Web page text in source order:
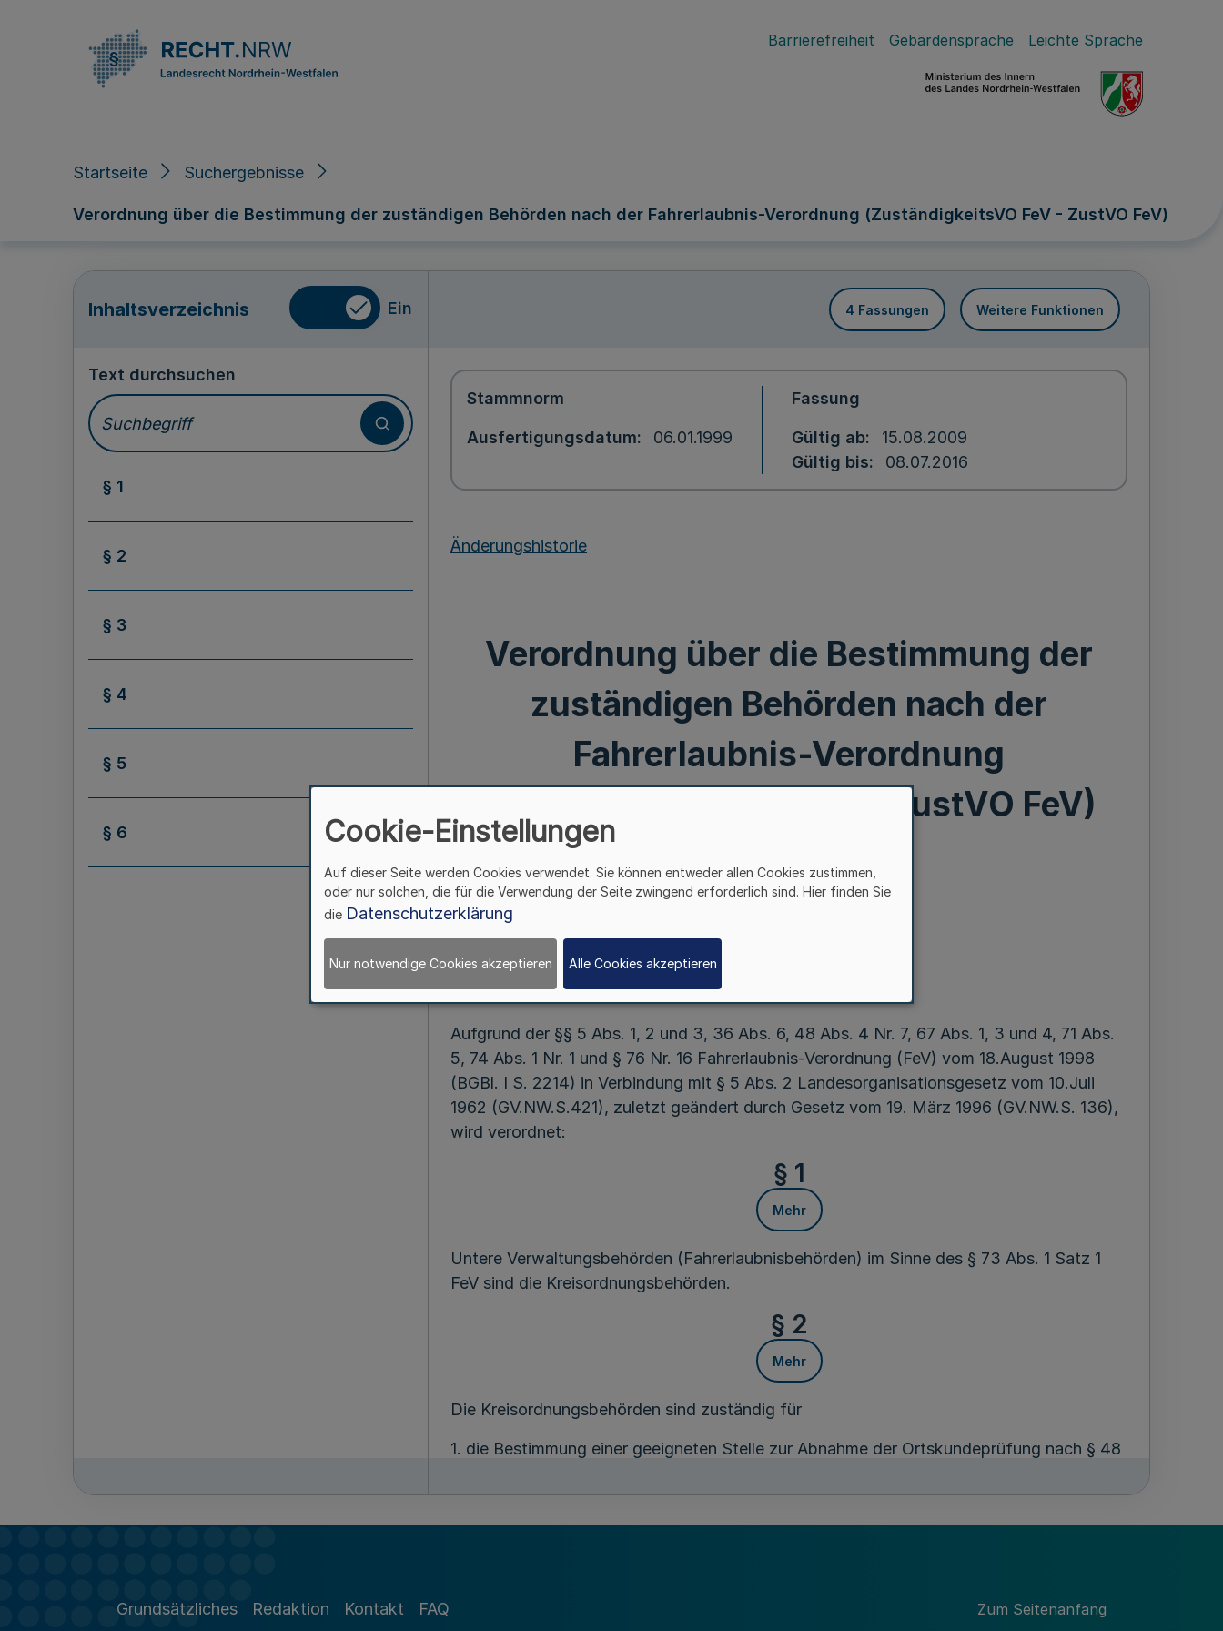
Barrierefreiheit Gebärdensprache Leichte Sprache
Startseite Suchergebnisse
Verordnung über die Bestimmung der zuständigen Behörden nach der Fahrerlaubnis-Verordnung (ZuständigkeitsVO FeV - ZustVO FeV)
Inhaltsverzeichnis Ein 4 Fassungen Weitere Funktionen
Text durchsuchen
§ 1
§ 2
§ 3
§ 4
§ 5
§ 6
Stammnorm
Ausfertigungsdatum 06.01.1999
Fassung
Gültig ab
15.08.2009
Gültig bis
08.07.2016
Änderungshistorie
Verordnung über die Bestimmung der
zuständigen Behörden nach der
Fahrerlaubnis-Verordnung
(ZuständigkeitsVO FeV - ZustVO FeV)
Vom 6. Januar 1999
Aufgrund der §§ 5 Abs. 1, 2 und 3, 36 Abs. 6, 48 Abs. 4 Nr. 7, 67 Abs. 1, 3 und 4, 71 Abs.
5, 74 Abs. 1 Nr. 1 und § 76 Nr. 16 Fahrerlaubnis-Verordnung (FeV) vom 18.August 1998
(BGBl. I S. 2214) in Verbindung mit § 5 Abs. 2 Landesorganisationsgesetz vom 10.Juli
1962 (GV.NW.S.421), zuletzt geändert durch Gesetz vom 19. März 1996 (GV.NW.S. 136),
wird verordnet:
§ 1
Mehr
Untere Verwaltungsbehörden (Fahrerlaubnisbehörden) im Sinne des § 73 Abs. 1 Satz 1
FeV sind die Kreisordnungsbehörden.
§ 2
Mehr
Die Kreisordnungsbehörden sind zuständig für
1. die Bestimmung einer geeigneten Stelle zur Abnahme der Ortskundeprüfung nach § 48
4. die Erteilung von Ausnahmegenehmigungen nach § 74 Abs. 1 Nr. 1 FeV von den
Grundsätzliches Redaktion Kontakt FAQ Zum Seitenanfang
Cookie-Einstellungen
Auf dieser Seite werden Cookies verwendet. Sie können entweder allen Cookies zustimmen,
oder nur solchen, die für die Verwendung der Seite zwingend erforderlich sind. Hier finden Sie
die Datenschutzerklärung
Nur notwendige Cookies akzeptieren Alle Cookies akzeptieren